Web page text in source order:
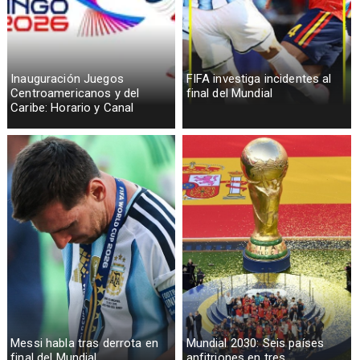
Inauguración Juegos
Centroamericanos y del
Caribe: Horario y Canal
FIFA investiga incidentes al
final del Mundial
Messi habla tras derrota en
Mundial 2030: Seis países